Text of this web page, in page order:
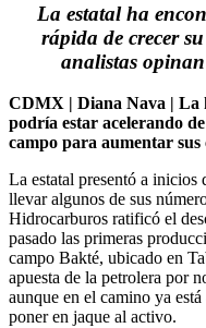
La estatal ha
rápida de crecer
analistas
CDMX | Diana Nava | La
podría estar acelerando
campo para aumentar
La estatal presentó a inicios
llevar algunos de sus
Hidrocarburos ratificó el
pasado las primeras
campo Bakté, ubicado en
apuesta de la petrolera por
aunque en el camino ya
poner en jaque al activo.